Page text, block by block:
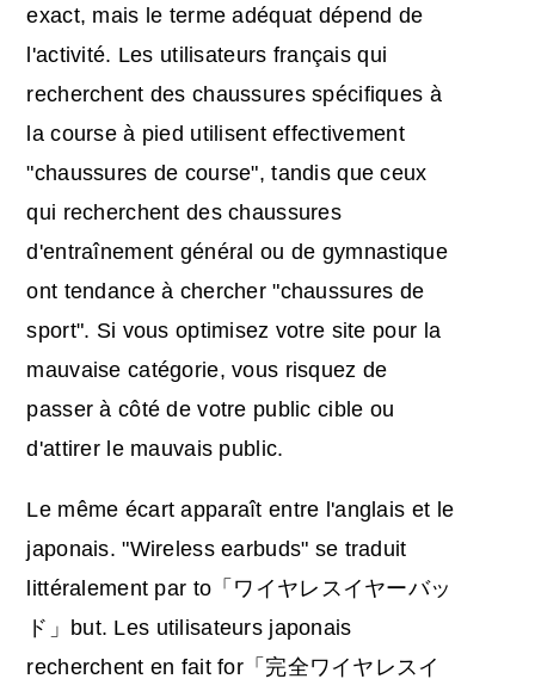
exact, mais le terme adéquat dépend de
l'activité. Les utilisateurs français qui
recherchent des chaussures spécifiques à
la course à pied utilisent effectivement
"chaussures de course", tandis que ceux
qui recherchent des chaussures
d'entraînement général ou de gymnastique
ont tendance à chercher "chaussures de
sport". Si vous optimisez votre site pour la
mauvaise catégorie, vous risquez de
passer à côté de votre public cible ou
d'attirer le mauvais public.
Le même écart apparaît entre l'anglais et le
japonais. "Wireless earbuds" se traduit
littéralement par to「ワイヤレスイヤーバッ
ド」but. Les utilisateurs japonais
recherchent en fait for「完全ワイヤレスイ